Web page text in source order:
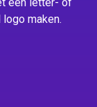
maken.